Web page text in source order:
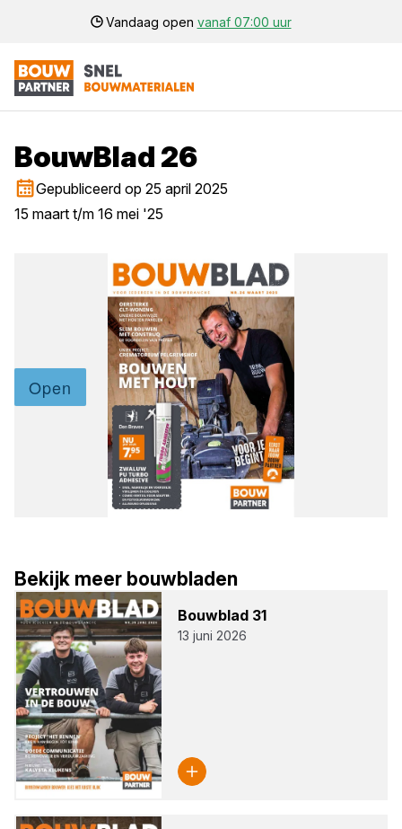
Vandaag open vanaf 07:00 uur
BouwBlad 26
Gepubliceerd op 25 april 2025
15 maart t/m 16 mei '25
Bekijk meer bouwbladen
Bouw­blad 31
13 juni 2026